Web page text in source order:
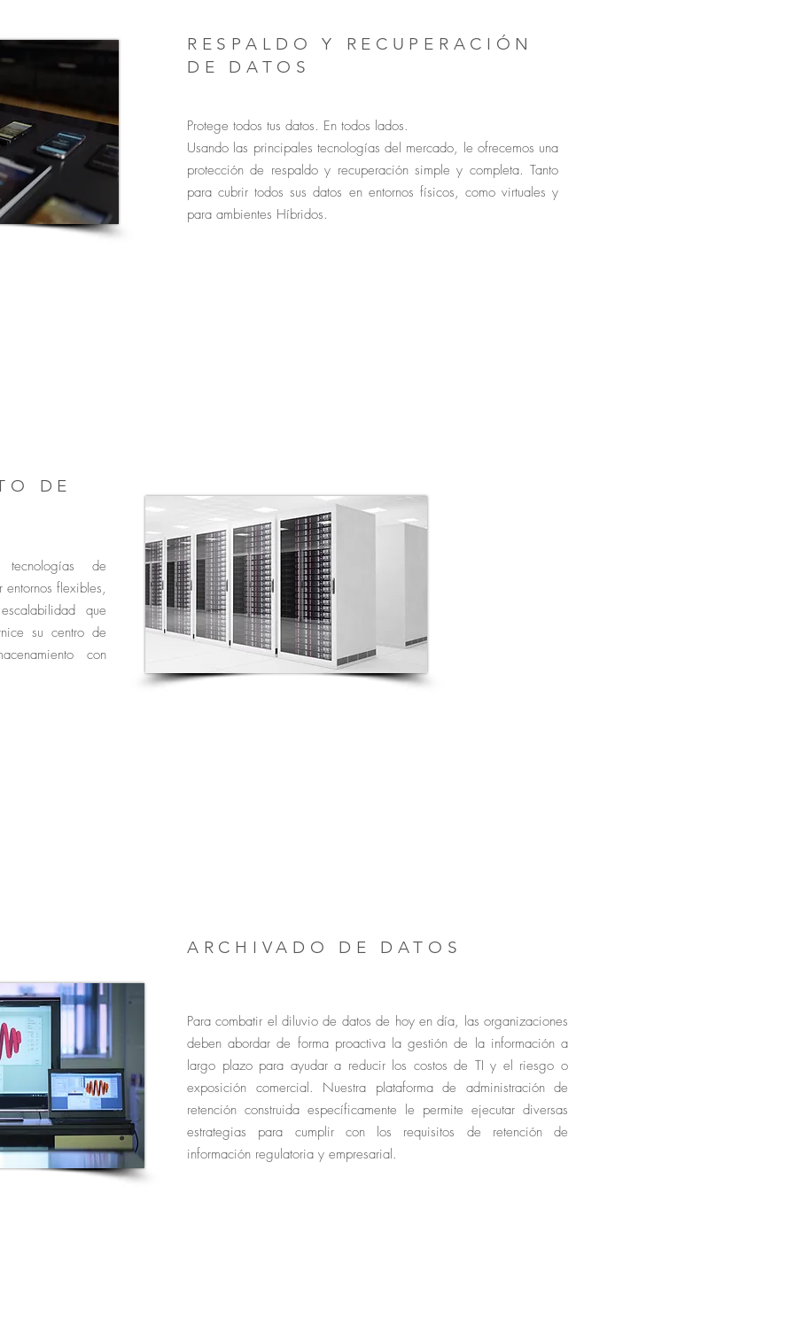
RESPALDO Y RECUPERACIÓN
DE DATOS
Protege todos tus datos. En todos lados.
Usando las principales tecnologías del mercado, le ofrecemos una
protección de respaldo y recuperación simple y completa. Tanto
para cubrir todos sus datos en entornos físicos, como virtuales y
para ambientes Híbridos.
DE
tecnologías de
flexibles,
que
su centro de
con
02
ARCHIVADO DE DATOS
Para combatir el diluvio de datos de hoy en día, las organizaciones
deben abordar de forma proactiva la gestión de la información a
largo plazo para ayudar a reducir los costos de TI y el riesgo o
exposición comercial. Nuestra plataforma de administración de
retención construida específicamente le permite ejecutar diversas
estrategias para cumplir con los requisitos de retención de
información regulatoria y empresarial.